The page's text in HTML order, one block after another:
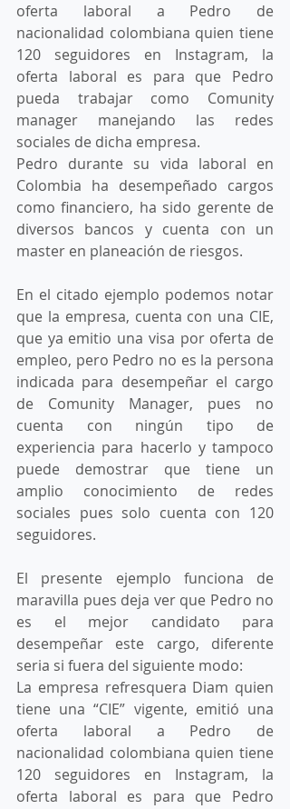
oferta laboral a Pedro de
nacionalidad colombiana quien tiene
120 seguidores en Instagram, la
oferta laboral es para que Pedro
pueda trabajar como Comunity
manager manejando las redes
sociales de dicha empresa.
Pedro durante su vida laboral en
Colombia ha desempeñado cargos
como financiero, ha sido gerente de
diversos bancos y cuenta con un
master en planeación de riesgos.
En el citado ejemplo podemos notar
que la empresa, cuenta con una CIE,
que ya emitio una visa por oferta de
empleo, pero Pedro no es la persona
indicada para desempeñar el cargo
de Comunity Manager, pues no
cuenta con ningún tipo de
experiencia para hacerlo y tampoco
puede demostrar que tiene un
amplio conocimiento de redes
sociales pues solo cuenta con 120
seguidores.
El presente ejemplo funciona de
maravilla pues deja ver que Pedro no
es el mejor candidato para
desempeñar este cargo, diferente
seria si fuera del siguiente modo:
La empresa refresquera Diam quien
tiene una “CIE” vigente, emitió una
oferta laboral a Pedro de
nacionalidad colombiana quien tiene
120 seguidores en Instagram, la
oferta laboral es para que Pedro